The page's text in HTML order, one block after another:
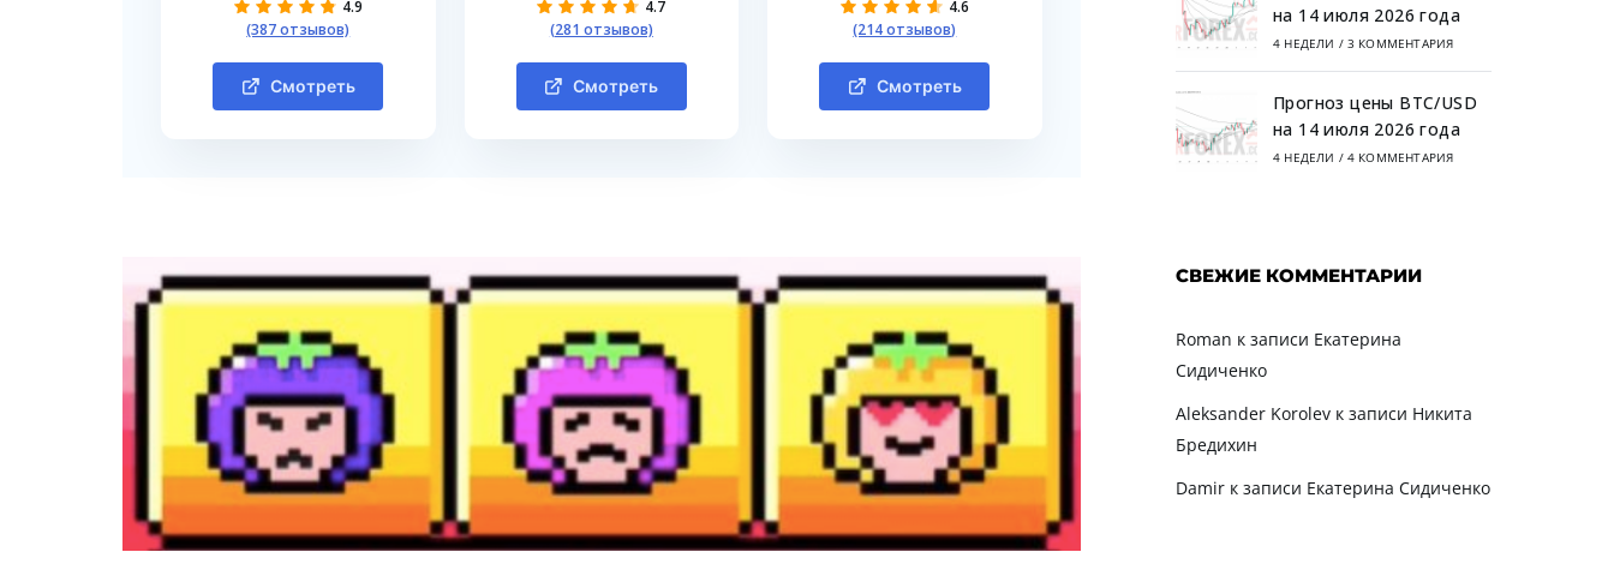
4.9
(387 отзывов)
Смотреть
4.7
(281 отзывов)
Смотреть
4.6
(214 отзывов)
Смотреть
на 14 июля 2026 года
4 НЕДЕЛИ / 3 КОММЕНТАРИЯ
Прогноз цены BTC/USD
на 14 июля 2026 года
4 НЕДЕЛИ / 4 КОММЕНТАРИЯ
СВЕЖИЕ КОММЕНТАРИИ
Roman к записи Екатерина
Сидиченко
Aleksander Korolevк записи Никита
Бредихин
Damirк записи Екатерина Сидиченко